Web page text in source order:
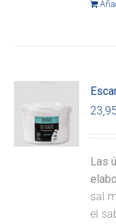
Las
sal
el